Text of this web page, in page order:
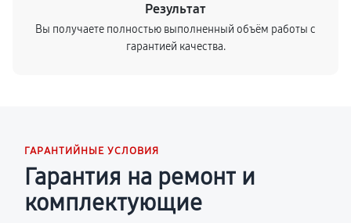
Результат
Вы получаете полностью выполненный объём работы с
гарантией качества.
ГАРАНТИЙНЫЕ УСЛОВИЯ
Гарантия на ремонт и
комплектующие